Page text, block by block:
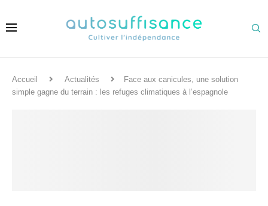
Accueil Actualités
Face aux canicules, une solution
simple gagne du terrain : les refuges climatiques à l’espagnole